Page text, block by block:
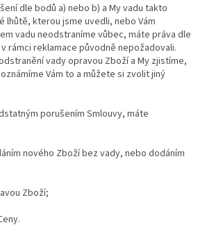
dle bodů a) nebo b) a My vadu takto
lhůtě, kterou jsme uvedli, nebo Vám
vadu neodstraníme vůbec, máte práva dle
rámci reklamace původně nepožadovali.
vady opravou Zboží a My zjistíme,
Vám to a můžete si zvolit jiný
porušením Smlouvy, máte
nového Zboží bez vady, nebo dodáním
Zboží;